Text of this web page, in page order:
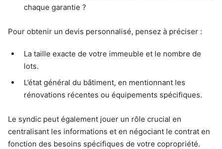
chaque garantie ?
Pour obtenir un devis personnalisé, pensez à préciser :
La taille exacte de votre immeuble et le nombre de
lots.
L’état général du bâtiment, en mentionnant les
rénovations récentes ou équipements spécifiques.
Le syndic peut également jouer un rôle crucial en
centralisant les informations et en négociant le contrat en
fonction des besoins spécifiques de votre copropriété.